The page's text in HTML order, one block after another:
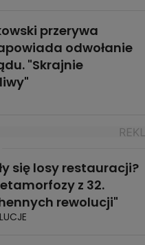
przerywa
odwołanie
"Skrajnie
się losy restauracji?
z 32.
rewolucji"